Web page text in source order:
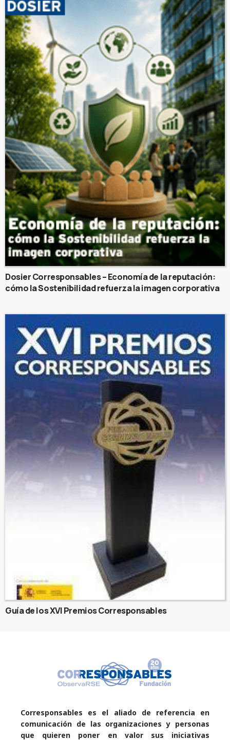
Dosier Corresponsables – Economía de la reputación:
cómo la Sostenibilidad refuerza la imagen corporativa
Guía de los XVI Premios Corresponsables
Corresponsables es el aliado de referencia en
comunicación de las organizaciones y personas
que quieren poner en valor sus iniciativas